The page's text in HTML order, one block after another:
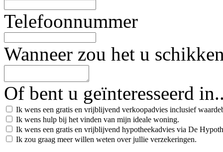
Telefoonnummer
Wanneer zou het u
Of bent u geïnteresseerd
Ik wens een gratis en vrijblijvend verkoopadvies inclusief
Ik wens hulp bij het vinden van mijn ideale woning.
Ik wens een gratis en vrijblijvend hypotheekadvies via De
Ik zou graag meer willen weten over jullie verzekeringen.